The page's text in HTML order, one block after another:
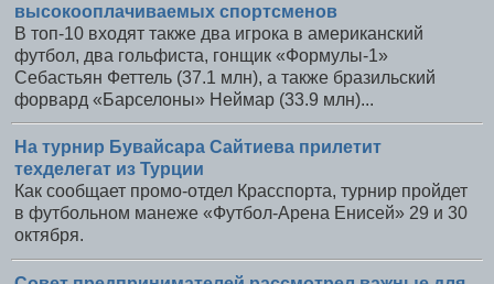
высокооплачиваемых спортсменов
В топ-10 входят также два игрока в американский
футбол, два гольфиста, гонщик «Формулы-1»
Себастьян Феттель (37.1 млн), а также бразильский
форвард «Барселоны» Неймар (33.9 млн)...
На турнир Бувайсара Сайтиева прилетит
техделегат из Турции
Как сообщает промо-отдел Красспорта, турнир пройдет
в футбольном манеже «Футбол-Арена Енисей» 29 и 30
октября.